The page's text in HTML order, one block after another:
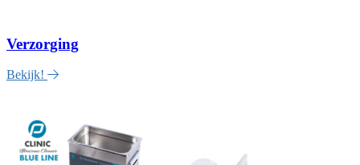
Verzorging
Bekijk!